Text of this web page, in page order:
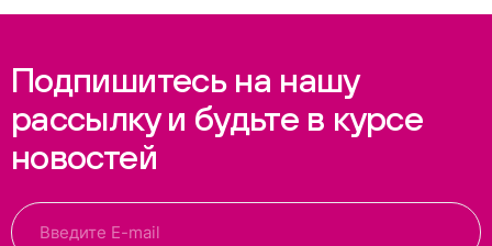
Подпишитесь на нашу
рассылку и будьте в курсе
новостей